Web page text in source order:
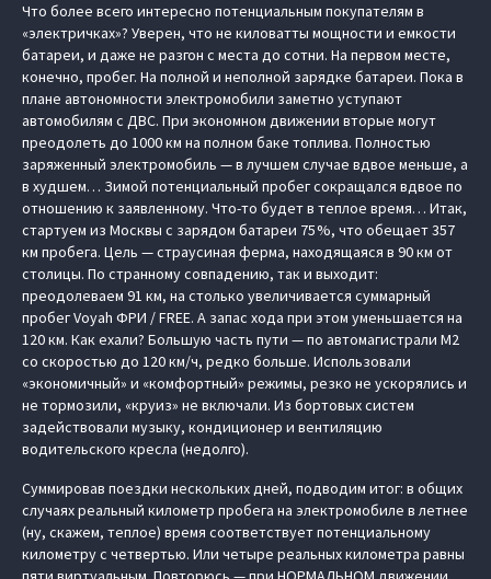
Что более всего интересно потенциальным покупателям в
«электричках»? Уверен, что не киловатты мощности и емкости
батареи, и даже не разгон с места до сотни. На первом месте,
конечно, пробег. На полной и неполной зарядке батареи. Пока в
плане автономности электромобили заметно уступают
автомобилям с ДВС. При экономном движении вторые могут
преодолеть до 1000 км на полном баке топлива. Полностью
заряженный электромобиль — в лучшем случае вдвое меньше, а
в худшем… Зимой потенциальный пробег сокращался вдвое по
отношению к заявленному. Что-то будет в теплое время… Итак,
стартуем из Москвы с зарядом батареи 75 %, что обещает 357
км пробега. Цель — страусиная ферма, находящаяся в 90 км от
столицы. По странному совпадению, так и выходит:
преодолеваем 91 км, на столько увеличивается суммарный
пробег Voyah ФРИ / FREE. А запас хода при этом уменьшается на
120 км. Как ехали? Большую часть пути — по автомагистрали М2
со скоростью до 120 км/ч, редко больше. Использовали
«экономичный» и «комфортный» режимы, резко не ускорялись и
не тормозили, «круиз» не включали. Из бортовых систем
задействовали музыку, кондиционер и вентиляцию
водительского кресла (недолго).
Суммировав поездки нескольких дней, подводим итог: в общих
случаях реальный километр пробега на электромобиле в летнее
(ну, скажем, теплое) время соответствует потенциальному
километру с четвертью. Или четыре реальных километра равны